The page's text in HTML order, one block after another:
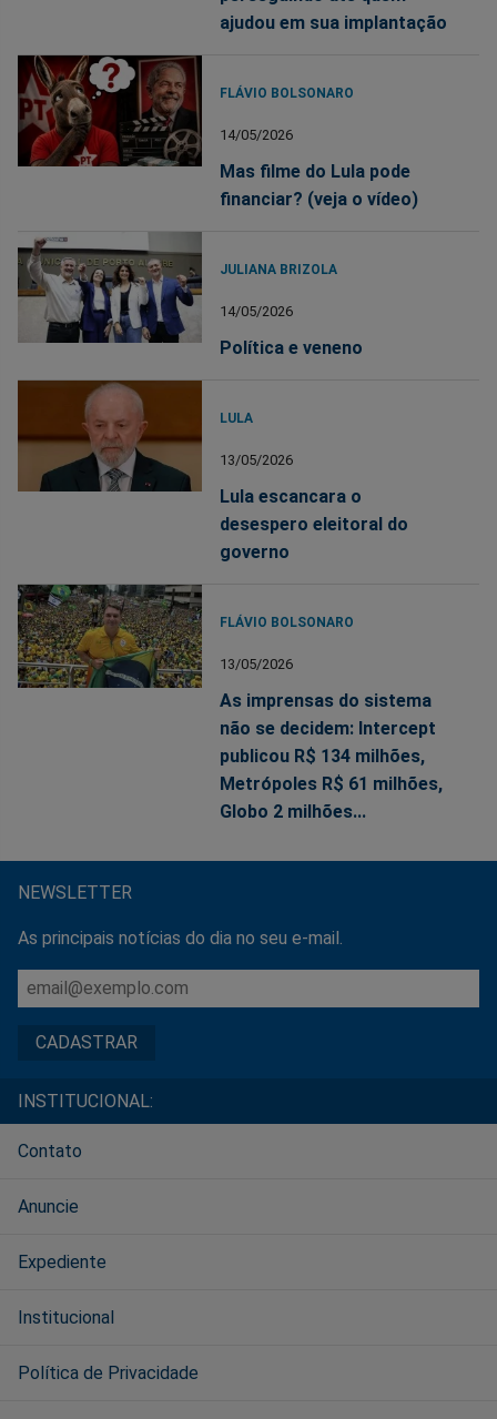
ajudou em sua implantação
FLÁVIO BOLSONARO
14/05/2026
Mas filme do Lula pode
financiar? (veja o vídeo)
JULIANA BRIZOLA
14/05/2026
Política e veneno
LULA
13/05/2026
Lula escancara o
desespero eleitoral do
governo
FLÁVIO BOLSONARO
13/05/2026
As imprensas do sistema
não se decidem: Intercept
publicou R$ 134 milhões,
Metrópoles R$ 61 milhões,
Globo 2 milhões...
NEWSLETTER
As principais notícias do dia no seu e-mail.
INSTITUCIONAL:
Contato
Anuncie
Expediente
Institucional
Política de Privacidade